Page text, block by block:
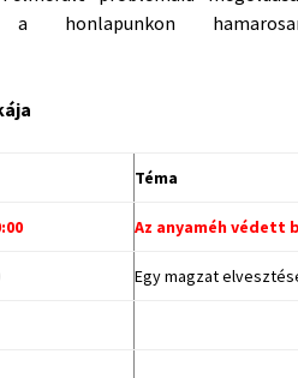
a honlapunkon
Téma
Az anyaméh védett
Egy magzat